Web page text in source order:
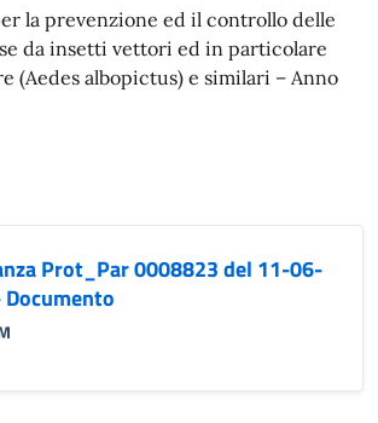
la prevenzione ed il controllo delle
da insetti vettori ed in particolare
(Aedes albopictus) e similari – Anno
Prot_Par 0008823 del 11-06-